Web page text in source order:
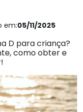
em:05/11/2025
D para criança?
como obter e